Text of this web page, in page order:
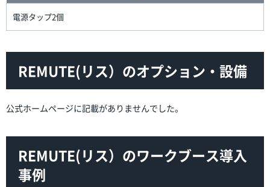
電源タップ2個
REMUTE(リス）のオプション・設備
公式ホームページに記載がありませんでした。
REMUTE(リス）のワークブース導入
事例